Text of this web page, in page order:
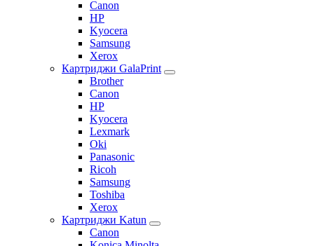
Canon
HP
Kyocera
Samsung
Xerox
Картриджи GalaPrint
Brother
Canon
HP
Kyocera
Lexmark
Oki
Panasonic
Ricoh
Samsung
Toshiba
Xerox
Картриджи Katun
Canon